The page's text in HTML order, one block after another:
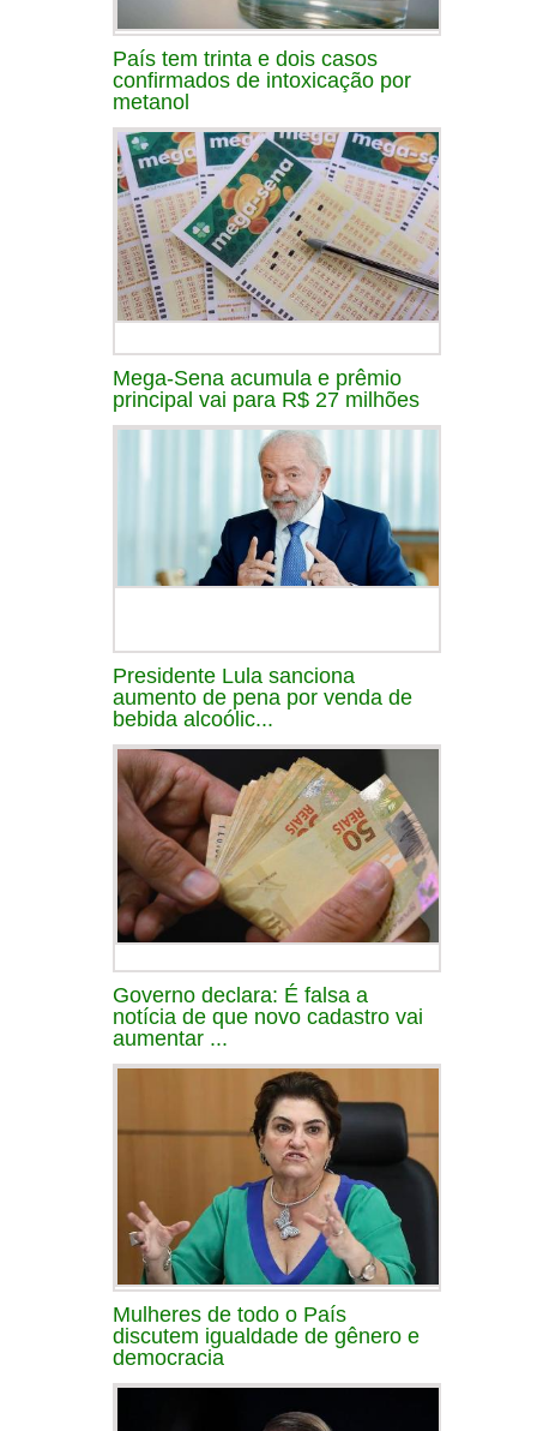
País tem trinta e dois casos
confirmados de intoxicação por
metanol
Mega-Sena acumula e prêmio
principal vai para R$ 27 milhões
Presidente Lula sanciona
aumento de pena por venda de
bebida alcoólic...
Governo declara: É falsa a
notícia de que novo cadastro vai
aumentar ...
Mulheres de todo o País
discutem igualdade de gênero e
democracia